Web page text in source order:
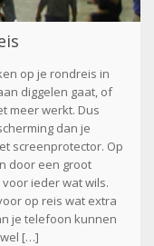
op je rondreis in
diggelen gaat, of
meer werkt. Dus
dan je
screenprotector. Op
door een groot
ieder wat wils.
op reis wat extra
je telefoon kunnen
[…]